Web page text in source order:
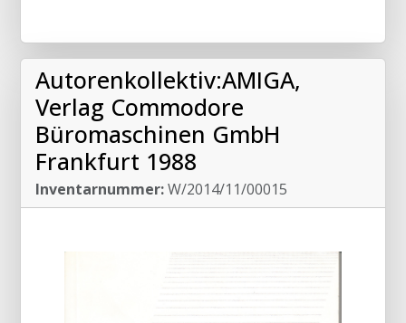
Autorenkollektiv:AMIGA,
Verlag Commodore
Büromaschinen GmbH
Frankfurt 1988
Inventarnummer:W/2014/11/00015